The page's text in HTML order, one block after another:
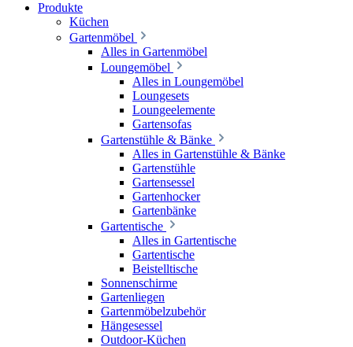
Produkte
Küchen
Gartenmöbel
Alles in Gartenmöbel
Loungemöbel
Alles in Loungemöbel
Loungesets
Loungeelemente
Gartensofas
Gartenstühle & Bänke
Alles in Gartenstühle & Bänke
Gartenstühle
Gartensessel
Gartenhocker
Gartenbänke
Gartentische
Alles in Gartentische
Gartentische
Beistelltische
Sonnenschirme
Gartenliegen
Gartenmöbelzubehör
Hängesessel
Outdoor-Küchen